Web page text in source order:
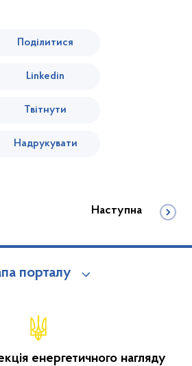
Поділитися
Linkedin
Твітнути
Надрукувати
Наступна
порталу
енергетичного нагляду